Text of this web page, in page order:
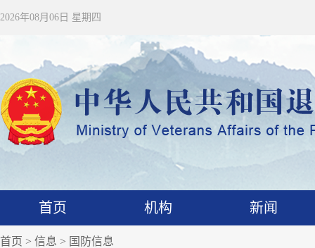
2026年08月06日 星期四
首页 机构 新闻
首页 > 信息 > 国防信息